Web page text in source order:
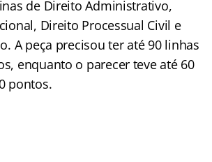
de Direito Administrativo,
Direito Processual Civil e
A peça precisou ter até 90 linhas
enquanto o parecer teve até 60
pontos.